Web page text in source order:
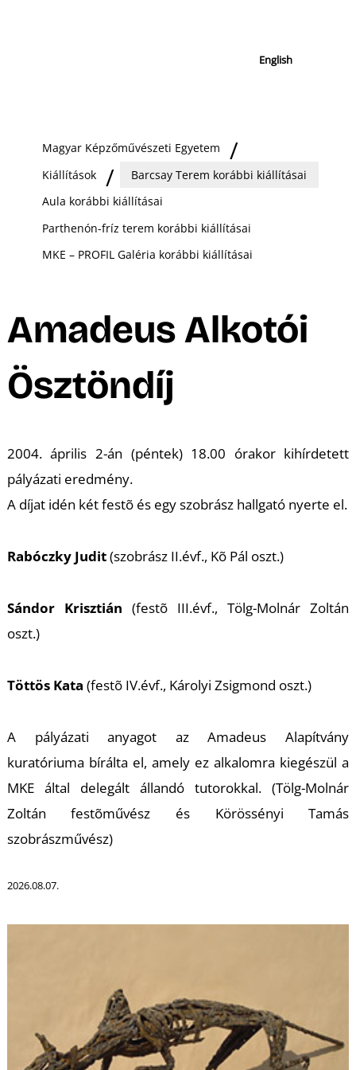
English
Magyar Képzőművészeti Egyetem
Kiállítások
Barcsay Terem korábbi kiállításai
Aula korábbi kiállításai
Parthenón-fríz terem korábbi kiállításai
MKE – PROFIL Galéria korábbi kiállításai
Amadeus Alkotói
Ösztöndíj
2004. április 2-án (péntek) 18.00 órakor kihírdetett
pályázati eredmény.
A díjat idén két festõ és egy szobrász hallgató nyerte el.
Rabóczky Judit(szobrász II.évf., Kõ Pál oszt.)
Sándor Krisztián (festõ III.évf., Tölg-Molnár Zoltán
oszt.)
Töttös Kata (festõ IV.évf., Károlyi Zsigmond oszt.)
A pályázati anyagot az Amadeus Alapítvány
kuratóriuma bírálta el, amely ez alkalomra kiegészül a
MKE által delegált állandó tutorokkal. (Tölg-Molnár
Zoltán festõművész és Körössényi Tamás
szobrászművész)
2026.08.07.